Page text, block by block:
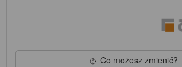
Co możesz zmienić?